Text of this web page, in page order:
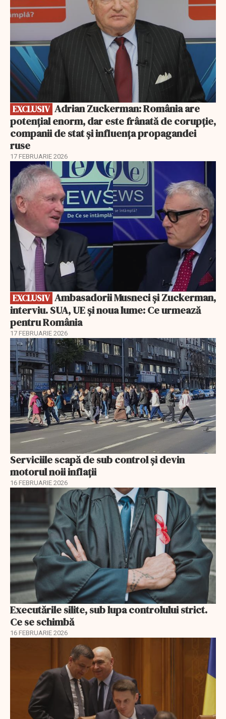
EXCLUSIV
potențial enorm, dar este frânată de corupție,
companii de stat și influența propagandei
ruse
17 FEBRUARIE 2026
EXCLUSIV
EXCLUSIV
interviu. SUA, UE și noua lume: Ce urmează
pentru România
17 FEBRUARIE 2026
Serviciile scapă de sub control și devin
motorul noii inflații
16 FEBRUARIE 2026
Executările silite, sub lupa controlului strict.
Ce se schimbă
16 FEBRUARIE 2026